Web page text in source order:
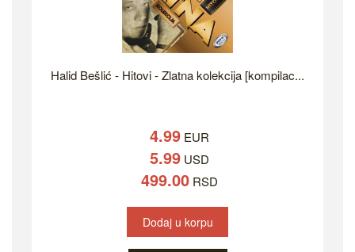
Halid Bešlić - Hitovi - Zlatna kolekcija [kompilac...
4.99 EUR
5.99 USD
499.00 RSD
Dodaj u korpu